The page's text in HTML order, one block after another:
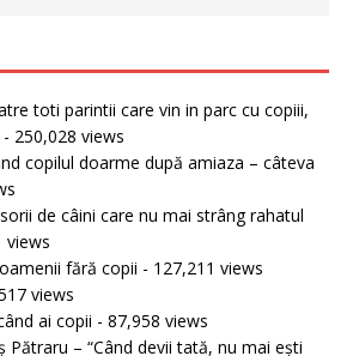
toti parintii care vin in parc cu copiii,
- 250,028 views
copilul doarme după amiaza – câteva
de câini care nu mai strâng rahatul
views
fără copii - 127,211 views
views
ai copii - 87,958 views
Pătraru – “Când devii tată, nu mai ești